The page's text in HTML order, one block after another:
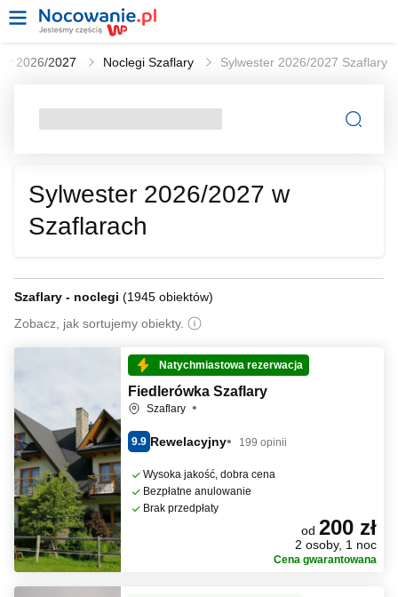
2026/2027 Noclegi Szaflary Sylwester 2026/2027 Szaflary
Sylwester 2026/2027 w
Szaflarach
Szaflary - noclegi (1945 obiektów)
Zobacz, jak sortujemy obiekty.
Natychmiastowa rezerwacja
Fiedlerówka Szaflary
Szaflary
9.9 Rewelacyjny 199 opinii
Wysoka jakość, dobra cena
Bezpłatne anulowanie
Brak przedpłaty
od 200 zł
2 osoby, 1 noc
Cena gwarantowana